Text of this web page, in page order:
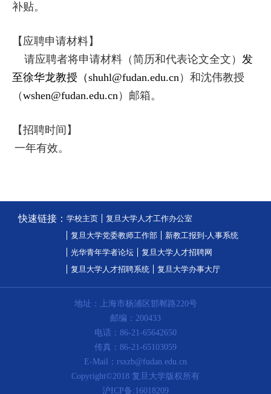
补贴。
【应聘申请材料】
请应聘者将申请材料（简历和代表论文全文） 发
至徐华龙教授（shuhl@fudan.edu.cn）和沈伟教授
（wshen@fudan.edu.cn）邮箱。
【招聘时间】
一年有效。
快速链接： 学校主页
复旦大学人才工作办公室
复旦大学党委教师工作部
新教工报到-人事系统
光华青年学者论坛
复旦大学人才招聘网
复旦大学人才招聘系统
复旦大学办事大厅
地址：上海市杨浦区邯郸路220号
邮编：200433
电话：86-21-65642650
传真：86-21-65103059
E-Mail：rsxzb@fudan.edu.cn
Copyright©2018 复旦大学版权所有
沪ICP备:16018209